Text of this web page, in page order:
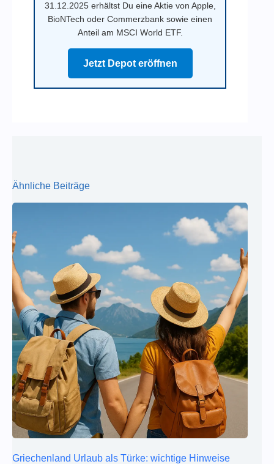
31.12.2025 erhältst Du eine Aktie von Apple,
BioNTech oder Commerzbank sowie einen
Anteil am MSCI World ETF.
Jetzt Depot eröffnen
Ähnliche Beiträge
Griechenland Urlaub als Türke: wichtige Hinweise